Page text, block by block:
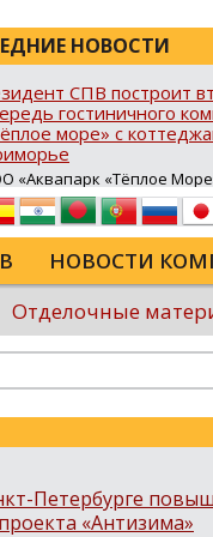
НОВОСТИ
СПВ построит
гостиничного
море» с
«Аквапарк «Тёплое
резидента
(СПВ),
Приморского края. В
на юго‑восточном
Брюса
второй
«Тёплое море». В
процедура
(СТЗ), позволяющая ...
НОВОСТИ
Отделочные
Петербурге
«Антизима»